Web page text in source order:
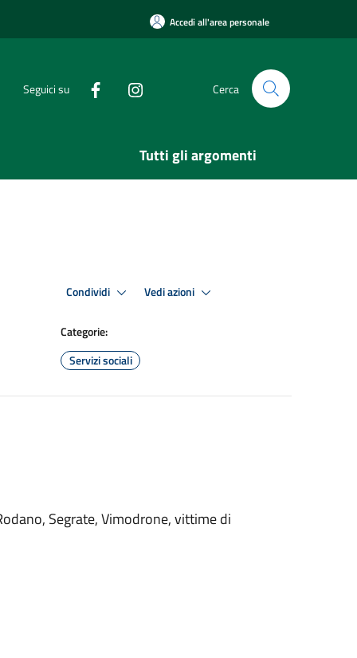
Accedi all'area personale
Seguici su Cerca
Tutti gli argomenti
Condividi Vedi azioni
Categorie:
Servizi sociali
Segrate, Vimodrone, vittime di